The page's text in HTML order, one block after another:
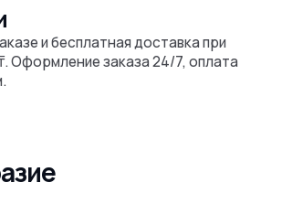
ответ
поможем!